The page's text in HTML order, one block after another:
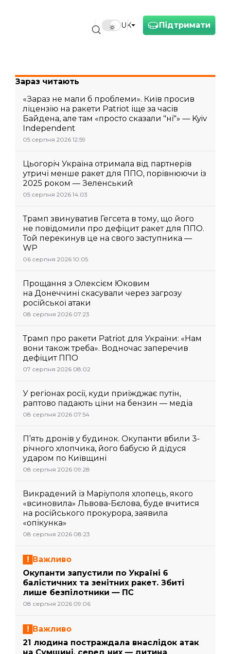
Підтримати
UK
Зараз читають
«Зараз не мали б проблеми». Київ просив
ліцензію на ракети Patriot іще за часів
Байдена, але там «просто сказали "ні"» — Kyiv
Independent
05 серпня 2026 12:59
Цьогоріч Україна отримала від партнерів
утричі менше ракет для ППО, порівнюючи із
2025 роком — Зеленський
05 серпня 2026 14:03
Трамп звинуватив Гегсета в тому, що його
не повідомили про дефіцит ракет для ППО.
Той перекинув це на свого заступника —
WP
06 серпня 2026 10:05
Прощання з Олексієм Юковим
на Донеччині скасували через загрозу
російської атаки
08 серпня 2026 07:23
Трамп про ракети Patriot для України: «Нам
вони також треба». Водночас заперечив
дефіцит ППО
07 серпня 2026 08:02
У регіонах росії, куди приїжджає путін,
раптово падають ціни на бензин — медіа
08 серпня 2026 07:54
П’ять дронів у будинок. Окупанти вбили 3-
річного хлопчика, його бабусю й дідуся
ударом по Київщині
08 серпня 2026 09:28
Викрадений із Маріуполя хлопець, якого
«всиновила» Львова-Бєлова, буде вчитися
на російського прокурора, заявила
«опікунка»
08 серпня 2026 08:23
Важливо
Окупанти запустили по Україні 6
балістичних та зенітних ракет. Збиті
лише безпілотники — ПС
08 серпня 2026 09:06
Важливо
21 людина постраждала внаслідок атак